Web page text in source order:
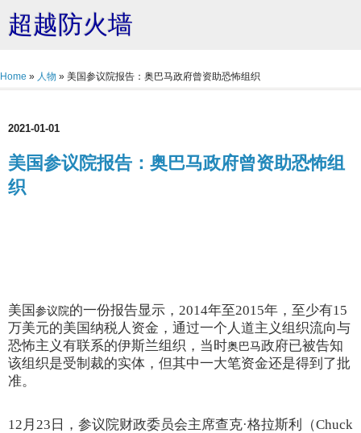
超越防火墙
Home » 人物 » 美国参议院报告：奥巴马政府曾资助恐怖组织
2021-01-01
美国参议院报告：奥巴马政府曾资助恐怖组
织
美国参议院的一份报告显示，2014年至2015年，至少有15
万美元的美国纳税人资金，通过一个人道主义组织流向与
恐怖主义有联系的伊斯兰组织，当时奥巴马政府已被告知
该组织是受制裁的实体，但其中一大笔资金还是得到了批
准。
12月23日，参议院财政委员会主席查克·格拉斯利（Chuck